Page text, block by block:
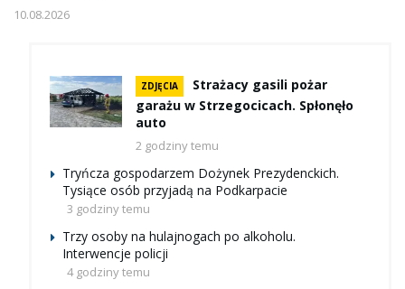
10.08.2026
ZDJĘCIA
Strażacy gasili pożar
garażu w Strzegocicach. Spłonęło
auto
2 godziny temu
Tryńcza gospodarzem Dożynek Prezydenckich.
Tysiące osób przyjadą na Podkarpacie
3 godziny temu
Trzy osoby na hulajnogach po alkoholu.
Interwencje policji
4 godziny temu